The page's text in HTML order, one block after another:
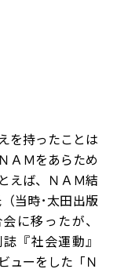
を持ったことは
ＡＭをあらため
えば、ＮＡＭ結
当時･太田出版
に移ったが、
『社会運動』
ューをした「Ｎ